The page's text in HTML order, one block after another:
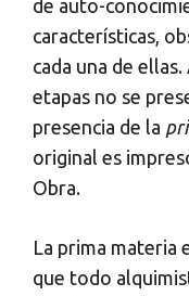
de auto-
características,
cada una de
etapas no se
presencia de la
original es
Obra.
La prima materia
que todo